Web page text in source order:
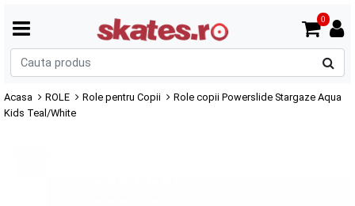
0
Acasa ROLE Role pentru Copii
Role copii Powerslide Stargaze Aqua
Kids Teal/White